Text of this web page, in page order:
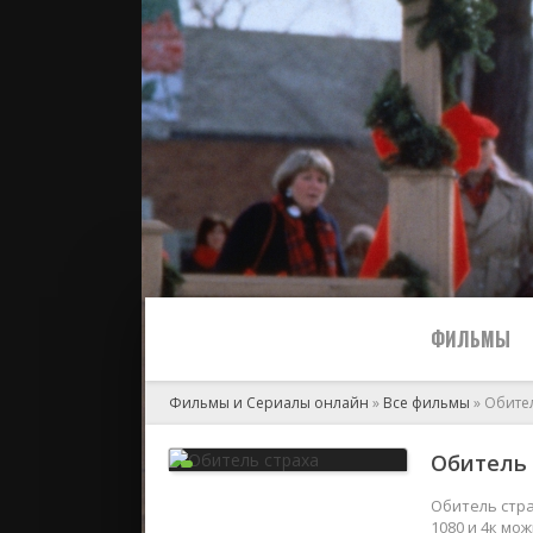
ФИЛЬМЫ
2024
Фильмы и Сериалы онлайн » Все фильмы »
Обитель
Обитель
1080 и 4к